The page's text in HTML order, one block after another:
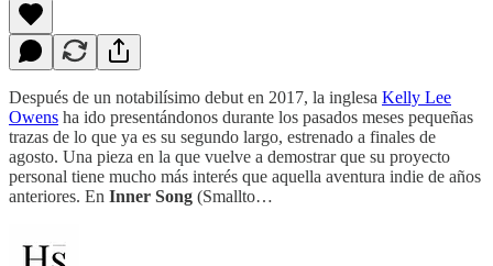
Después de un notabilísimo debut en 2017, la inglesa Kelly Lee
Owens ha ido presentándonos durante los pasados meses pequeñas
trazas de lo que ya es su segundo largo, estrenado a finales de
agosto. Una pieza en la que vuelve a demostrar que su proyecto
personal tiene mucho más interés que aquella aventura indie de años
anteriores. En Inner Song (Smallto…